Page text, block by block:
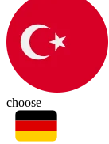
choose